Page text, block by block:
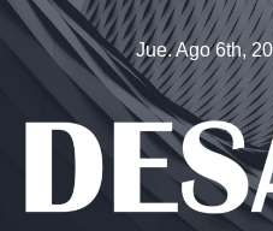
Saltar
contenido
Jue. Ago 6th,